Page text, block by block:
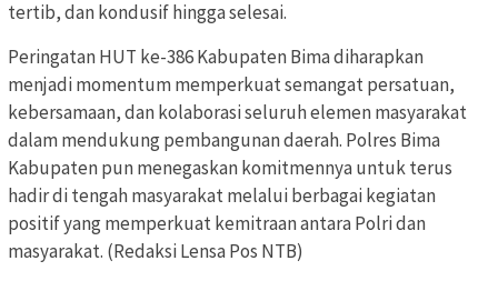
tertib, dan kondusif hingga selesai.
Peringatan HUT ke-386 Kabupaten Bima diharapkan
menjadi momentum memperkuat semangat persatuan,
kebersamaan, dan kolaborasi seluruh elemen masyarakat
dalam mendukung pembangunan daerah. Polres Bima
Kabupaten pun menegaskan komitmennya untuk terus
hadir di tengah masyarakat melalui berbagai kegiatan
positif yang memperkuat kemitraan antara Polri dan
masyarakat. (Redaksi Lensa Pos NTB)